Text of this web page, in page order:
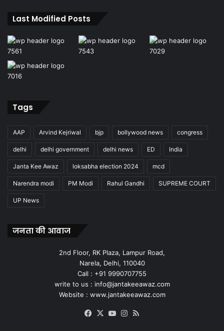
Last Modified Posts
Tags
AAP Arvind Kejriwal bjp bollywood news congress
delhi delhi government delhi news ED India
Janta Kee Awaz loksabha election 2024 mcd
Narendra modi PM Modi Rahul Gandhi SUPREME COURT
UP News
जनता की आवाज
2nd Floor, RK Plaza, Lampur Road,
Narela, Delhi, 110040
Call : +91 9990707755
write to us : info@jantakeeawaz.com
Website : www.jantakeeawaz.com
Facebook
X YouTubeInstagram